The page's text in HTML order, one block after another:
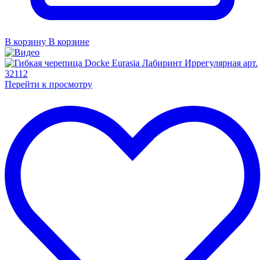
В корзину В корзине
Перейти к просмотру